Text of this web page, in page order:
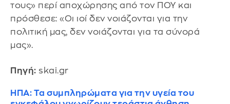
τους» περί αποχώρησης από τον ΠΟΥ και
πρόσθεσε: «Οι ιοί δεν νοιάζονται για την
πολιτική μας, δεν νοιάζονται για τα σύνορά
μας».
Πηγή: skai.gr
ΗΠΑ: Τα συμπληρώματα για την υγεία του